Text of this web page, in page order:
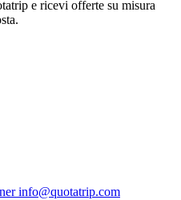
e ricevi offerte su misura
info@quotatrip.com